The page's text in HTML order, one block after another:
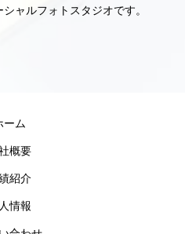
ャルフォトスタジオです。
ーム
概要
紹介
情報